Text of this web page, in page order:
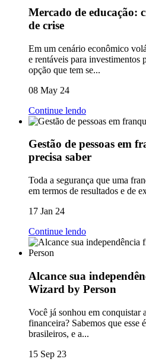
Mercado de educação:
de crise
Em um cenário econômico
e rentáveis para investimentos
opção que tem se...
08 May 24
Continue lendo
Gestão de pessoas em
precisa saber
Toda a segurança que uma
em termos de resultados e de
17 Jan 24
Continue lendo
Alcance sua
Wizard by Person
Você já sonhou em conquistar
financeira? Sabemos que esse
brasileiros, e a...
15 Sep 23